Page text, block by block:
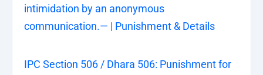
intimidation by an anonymous
communication.— | Punishment & Details
IPC Section 506 / Dhara 506: Punishment for